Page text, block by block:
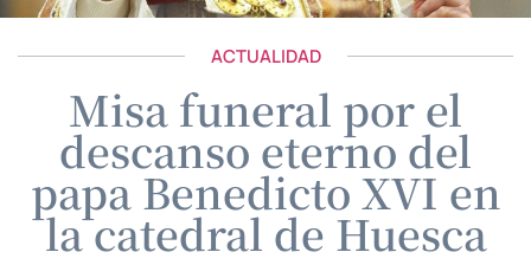
ACTUALIDAD
Misa funeral por el
descanso eterno del
papa Benedicto XVI en
la catedral de Huesca